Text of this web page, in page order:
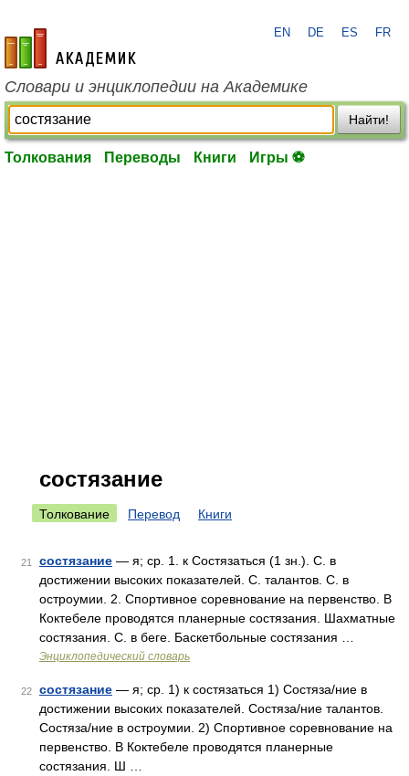
academic.ru
EN DE ES FR
Словари и энциклопедии на Академике
Найти!
Толкования Переводы Книги Игры ⚽
состязание
Толкование Перевод Книги
21 состязание — я; ср. 1. к Состязаться (1 зн.). С. в
достижении высоких показателей. С. талантов. С. в
остроумии. 2. Спортивное соревнование на первенство. В
Коктебеле проводятся планерные состязания. Шахматные
состязания. С. в беге. Баскетбольные состязания …
Энциклопедический словарь
22 состязание — я; ср. 1) к состязаться 1) Состяза/ние в
достижении высоких показателей. Состяза/ние талантов.
Состяза/ние в остроумии. 2) Спортивное соревнование на
первенство. В Коктебеле проводятся планерные
состязания. Ш …